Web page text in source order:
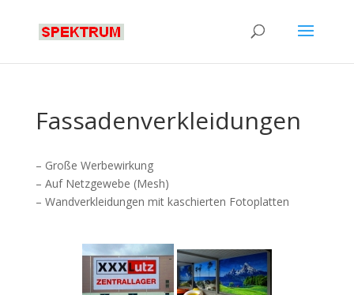
Fassadenverkleidungen
– Große Werbewirkung
– Auf Netzgewebe (Mesh)
– Wandverkleidungen mit kaschierten Fotoplatten